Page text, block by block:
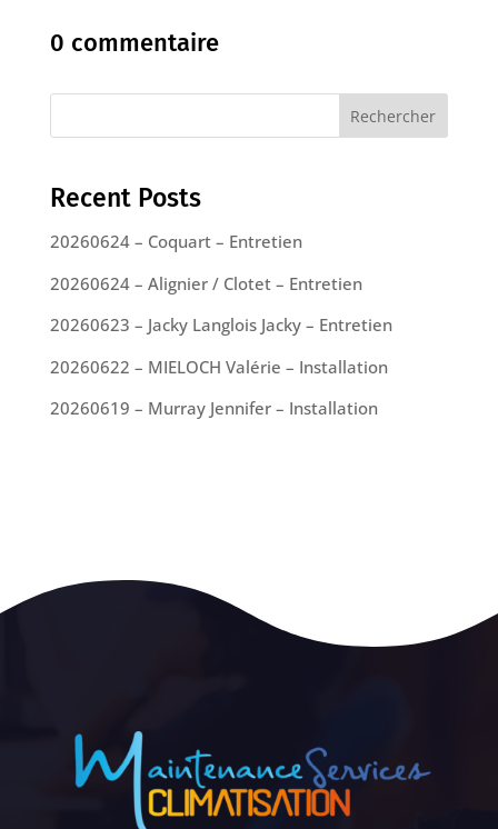
0 commentaire
Rechercher
Recent Posts
20260624 – Coquart – Entretien
20260624 – Alignier / Clotet – Entretien
20260623 – Jacky Langlois Jacky – Entretien
20260622 – MIELOCH Valérie – Installation
20260619 – Murray Jennifer – Installation